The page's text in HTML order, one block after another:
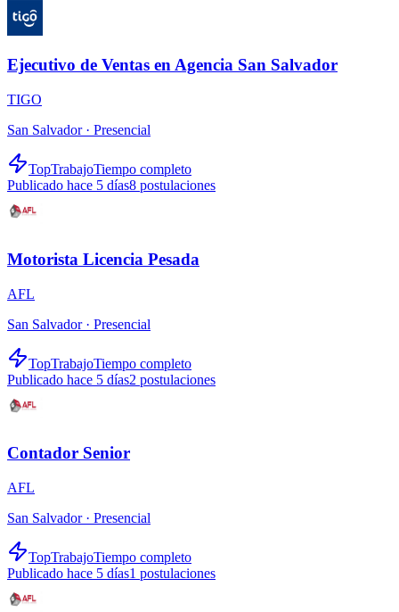
Ejecutivo de Ventas en Agencia San Salvador
TIGO
San Salvador · Presencial
TopTrabajoTiempo completo
Publicado hace 5 días8 postulaciones
Motorista Licencia Pesada
AFL
San Salvador · Presencial
TopTrabajoTiempo completo
Publicado hace 5 días2 postulaciones
Contador Senior
AFL
San Salvador · Presencial
TopTrabajoTiempo completo
Publicado hace 5 días1 postulaciones